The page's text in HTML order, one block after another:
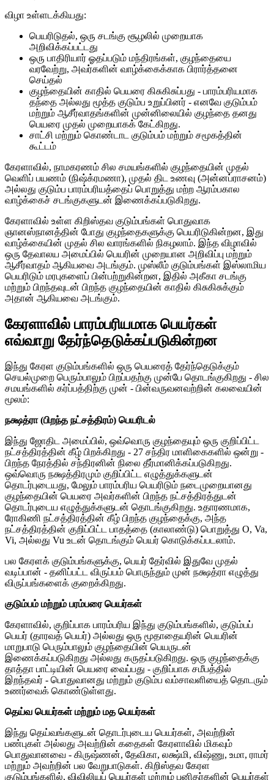
விழா உள்ளடக்கியது:
பெயரிடுதல், ஒரு சடங்கு சூழலில் முறையாக
அறிவிக்கப்பட்டது
ஒரு பாதிரியார் ஓதப்படும் மந்திரங்கள், குழந்தையை
வரவேற்று, அவர்களின் வாழ்க்கைக்காக பிரார்த்தனை
செய்தல்
குழந்தையின் காதில் பெயரை கிசுகிசுப்பது - பாரம்பரியமாக
தந்தை அல்லது மூத்த குடும்ப உறுப்பினர் - எனவே குடும்பம்
மற்றும் ஆசீர்வாதங்களின் முன்னிலையில் குழந்தை தனது
பெயரை முதல் முறையாகக் கேட்கிறது.
சாட்சி மற்றும் கொண்டாட குடும்பம் மற்றும் சமூகத்தின்
கூட்டம்
கேரளாவில், நாமகரணம் சில சமயங்களில் குழந்தையின் முதல்
வெளிப் பயணம் (நிஷ்க்ரமணா), முதல் திட உணவு (அன்னப்ராசனம்)
அல்லது குடும்ப பாரம்பரியத்தைப் பொறுத்து மற்ற ஆரம்பகால
வாழ்க்கைச் சடங்குகளுடன் இணைக்கப்படுகிறது.
கேரளாவில் உள்ள கிறிஸ்தவ குடும்பங்கள் பொதுவாக
ஞானஸ்நானத்தின் போது குழந்தைகளுக்கு பெயரிடுகின்றன, இது
வாழ்க்கையின் முதல் சில வாரங்களில் நிகழலாம். இந்த விழாவில்
ஒரு தேவாலய அமைப்பில் பெயரின் முறையான அறிவிப்பு மற்றும்
ஆசீர்வாதம் ஆகியவை அடங்கும். முஸ்லீம் குடும்பங்கள் இஸ்லாமிய
பெயரிடும் மரபுகளைப் பின்பற்றுகின்றன, இதில் அகீகா சடங்கு
மற்றும் பிறந்தவுடன் பிறந்த குழந்தையின் காதில் கிசுகிசுக்கும்
அதான் ஆகியவை அடங்கும்.
கேரளாவில் பாரம்பரியமாக பெயர்கள்
எவ்வாறு தேர்ந்தெடுக்கப்படுகின்றன
இந்து கேரள குடும்பங்களில் ஒரு பெயரைத் தேர்ந்தெடுக்கும்
செயல்முறை பெரும்பாலும் பிறப்பதற்கு முன்பே தொடங்குகிறது - சில
சமயங்களில் கர்ப்பத்திற்கு முன் - பின்வருவனவற்றின் கலவையின்
மூலம்:
நக்ஷத்ரா (பிறந்த நட்சத்திரம்) பெயரிடல்
இந்து ஜோதிட அமைப்பில், ஒவ்வொரு குழந்தையும் ஒரு குறிப்பிட்ட
நட்சத்திரத்தின் கீழ் பிறக்கிறது - 27 சந்திர மாளிகைகளில் ஒன்று -
பிறந்த நேரத்தில் சந்திரனின் நிலை தீர்மானிக்கப்படுகிறது.
ஒவ்வொரு நக்ஷத்திரமும் குறிப்பிட்ட எழுத்துக்களுடன்
தொடர்புடையது, மேலும் பாரம்பரிய பெயரிடும் நடைமுறையானது
குழந்தையின் பெயரை அவர்களின் பிறந்த நட்சத்திரத்துடன்
தொடர்புடைய எழுத்துக்களுடன் தொடங்குகிறது. உதாரணமாக,
ரோகிணி நட்சத்திரத்தின் கீழ் பிறந்த குழந்தைக்கு, அந்த
நட்சத்திரத்தின் குறிப்பிட்ட பாதத்தை (காலாண்டு) பொறுத்து O, Va,
Vi, அல்லது Vu உடன் தொடங்கும் பெயர் கொடுக்கப்படலாம்.
பல கேரளக் குடும்பங்களுக்கு, பெயர் தேர்வில் இதுவே முதல்
வடிப்பான் - தனிப்பட்ட விருப்பம் பொருந்தும் முன் நக்ஷத்ரா எழுத்து
விருப்பங்களைக் குறைக்கிறது.
குடும்பம் மற்றும் பரம்பரை பெயர்கள்
கேரளாவில், குறிப்பாக பாரம்பரிய இந்து குடும்பங்களில், குடும்பப்
பெயர் (தாரவத் பெயர்) அல்லது ஒரு மூதாதையரின் பெயரின்
மாறுபாடு பெரும்பாலும் குழந்தையின் பெயருடன்
இணைக்கப்படுகிறது அல்லது கருதப்படுகிறது. ஒரு குழந்தைக்கு
தாத்தா பாட்டியின் பெயரை வைப்பது - குறிப்பாக சமீபத்தில்
இறந்தவர் - பொதுவானது மற்றும் குடும்ப வம்சாவளியைத் தொடரும்
உணர்வைக் கொண்டுள்ளது.
தெய்வ பெயர்கள் மற்றும் மத பெயர்கள்
இந்து தெய்வங்களுடன் தொடர்புடைய பெயர்கள், அவற்றின்
பண்புகள் அல்லது அவற்றின் கதைகள் கேரளாவில் மிகவும்
பொதுவானவை - கிருஷ்ணன், தேவிகா, லக்ஷ்மி, விஷ்ணு, உமா, ராமர்
மற்றும் அவற்றின் பல வேறுபாடுகள். கிறிஸ்தவ கேரள
குடும்பங்களில், விவிலியப் பெயர்கள் மற்றும் புனிதர்களின் பெயர்கள்